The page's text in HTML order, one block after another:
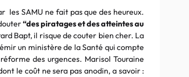
les SAMU ne fait pas que des heureux.
“des piratages et des atteintes au
Bapt, il risque de couter bien cher. La
un ministère de la Santé qui compte
des urgences. Marisol Touraine
le coût ne sera pas anodin, a savoir :